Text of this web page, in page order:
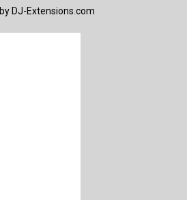
by DJ-Extensions.com